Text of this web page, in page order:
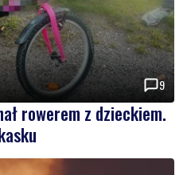
9
rowerem z dzieckiem.